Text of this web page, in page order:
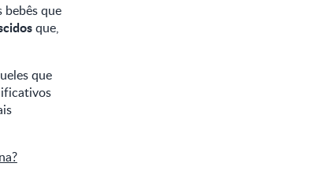
bebês que
que,
que